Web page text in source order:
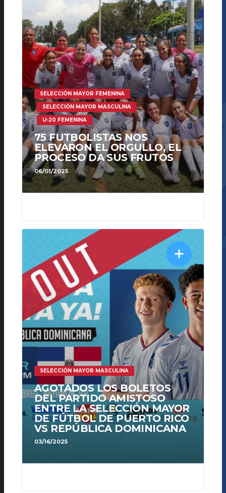
SELECCIÓN MAYOR FEMENINA
SELECCIÓN MAYOR MASCULINA
U-20 FEMENINA
75 FUTBOLISTAS NOS
ELEVARON EL ORGULLO, EL
PROCESO DA SUS FRUTOS
06/01/2025
SELECCIÓN MAYOR MASCULINA
AGOTADOS LOS BOLETOS
DEL PARTIDO AMISTOSO
ENTRE LA SELECCIÓN MAYOR
DE FÚTBOL DE PUERTO RICO
VS REPÚBLICA DOMINICANA
03/16/2025